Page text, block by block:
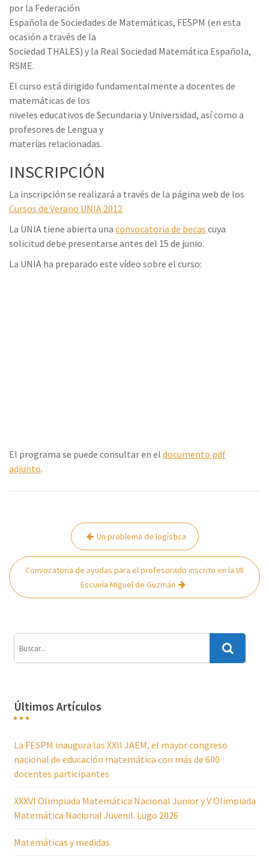
por la Federación
Española de Sociedades de Matemáticas, FESPM (en esta
ocasión a través de la
Sociedad THALES) y la Real Sociedad Matemática Española,
RSME.
El curso está dirigido fundamentalmente a docentes de
matemáticas de los
niveles educativos de Secundaria y Universidad, así como a
profesores de Lengua y
materias relacionadas.
INSCRIPCIÓN
La inscripción se realizará a través de la página web de los
Cursos de Verano UNIA 2012
La UNIA tiene abierta una convocatoria de becas cuya
solicitud debe presentarse antes del 15 de junio.
La UNIA ha preparado este vídeo sobre el curso:
El programa se puede consultar en el documento pdf
adjunto.
Navegación
entradas
Un problema de logística
Convocatoria de ayudas para el profesorado inscrito en la VII
Escuela Miguel de Guzmán
Últimos Artículos
La FESPM inaugura las XXII JAEM, el mayor congreso
nacional de educación matemática con más de 600
docentes participantes
XXXVI Olimpiada Matemática Nacional Junior y V Olimpiada
Matemática Nacional Juvenil. Lugo 2026
Matemáticas y medidas